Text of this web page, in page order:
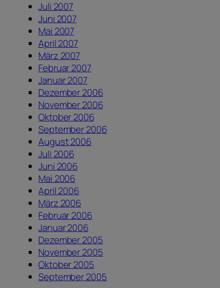
Juli 2007
Juni 2007
Mai 2007
April 2007
März 2007
Februar 2007
Januar 2007
Dezember 2006
November 2006
Oktober 2006
September 2006
August 2006
Juli 2006
Juni 2006
Mai 2006
April 2006
März 2006
Februar 2006
Januar 2006
Dezember 2005
November 2005
Oktober 2005
September 2005